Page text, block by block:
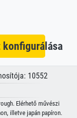
10552
Elérhető művészi
illetve japán papíron.